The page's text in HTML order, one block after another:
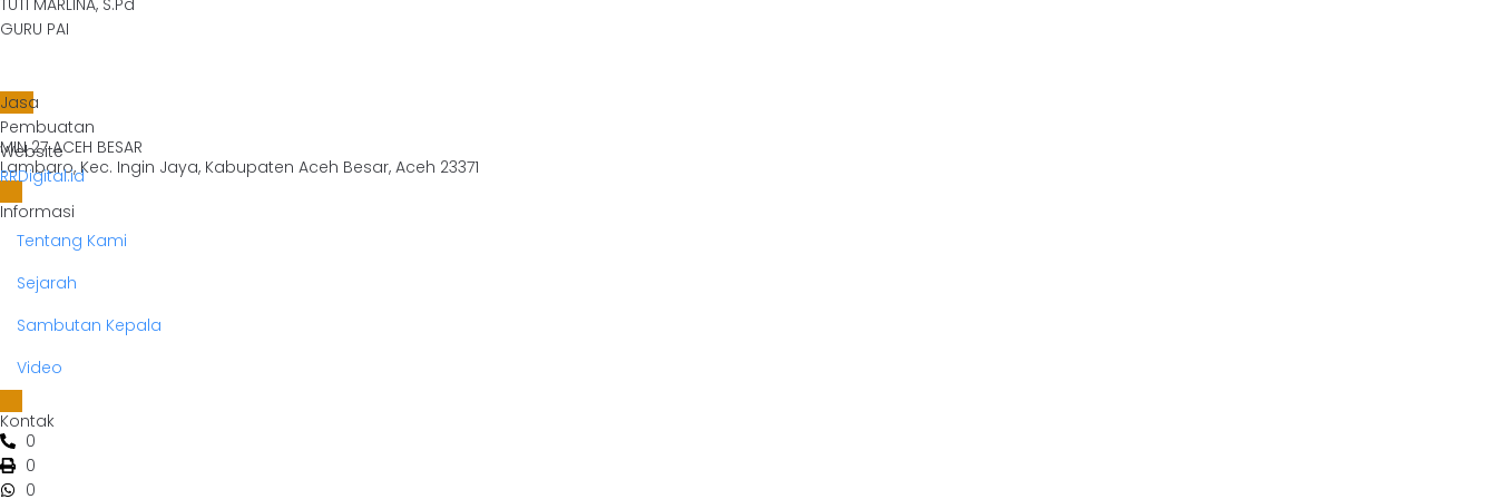
TUTI MARLINA, S.Pd
GURU PAI
Jasa
Pembuatan
Website
RRDigital.id
MIN 27 ACEH BESAR
Lambaro, Kec. Ingin Jaya, Kabupaten Aceh Besar, Aceh 23371
Informasi
Tentang Kami
Sejarah
Sambutan Kepala
Video
Kontak
0
0
0